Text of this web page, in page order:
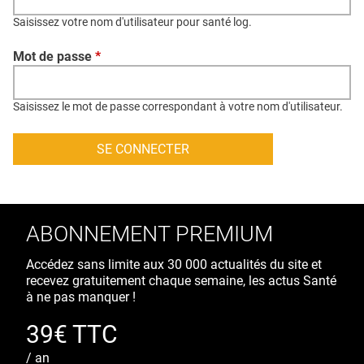
CONTACT
CRÉDITS
Saisissez votre nom d'utilisateur pour santé log.
Mot de passe *
Saisissez le mot de passe correspondant à votre nom d'utilisateur.
ABONNEMENT PREMIUM
Accédez sans limite aux 30 000 actualités du site et
recevez gratuitement chaque semaine, les actus Santé
à ne pas manquer !
39€ TTC
/ an